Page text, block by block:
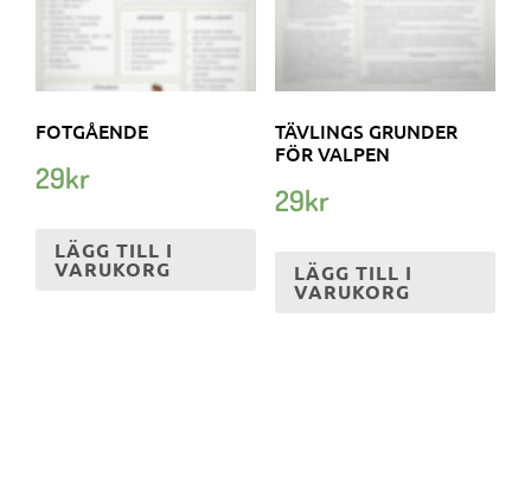
FOTGÅENDE
29kr
LÄGG TILL I
VARUKORG
TÄVLINGS GRUNDER
FÖR VALPEN
29kr
LÄGG TILL I
VARUKORG